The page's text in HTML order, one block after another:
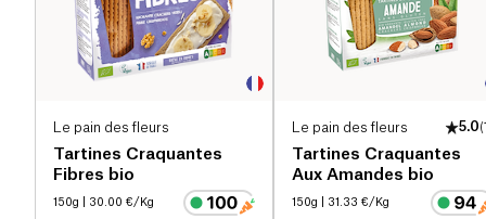
Le pain des fleurs
Tartines Craquantes
Fibres bio
150g | 30.00 €/Kg
Le pain des fleurs 5.0(
Tartines Craquantes
Aux Amandes bio
150g | 31.33 €/Kg